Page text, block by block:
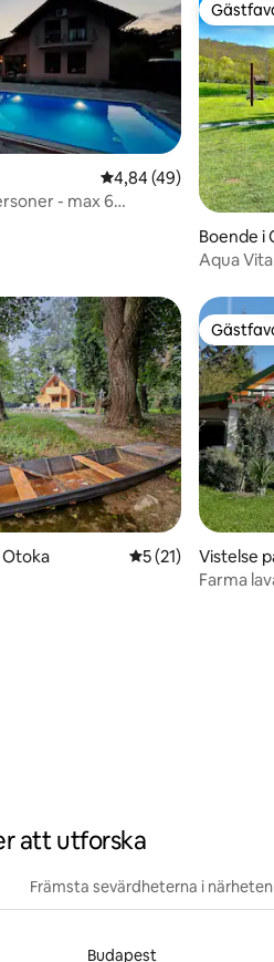
4,84 av 5 i
4,84 (49)
Boende i
Aqua
Otoka 5 av 5 i
5 (21)
Vistelse
Farma
att utforska
Främsta sevärdheterna i närheten
Budapest